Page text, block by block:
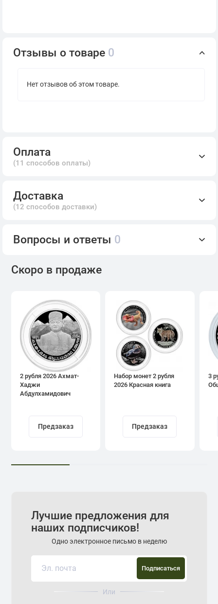
Отзывы о товаре 0
Нет отзывов об этом товаре.
Оплата
(11 способов оплаты)
Доставка
(12 способов доставки)
Вопросы и ответы 0
Скоро в продаже
2 рубля 2026 Ахмат-
Хаджи
Абдулхамидович
Предзаказ
Набор монет 2 рубля
2026 Красная книга
Предзаказ
3
Лучшие предложения для
наших подписчиков!
Одно электронное письмо в неделю
Подписаться
Или